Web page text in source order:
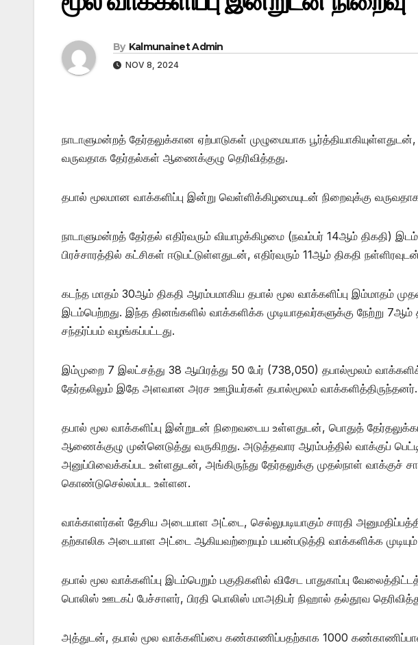
By Kalmunainet Admin
NOV 8, 2024
நாடாளுமன்றத் தேர்தலுக்கான ஏற்பாடுகள் முழுமையாக
வருவதாக தேர்தல்கள் ஆணைக்குழு தெரிவித்தது.
தபால் மூலமான வாக்களிப்பு இன்று வெள்ளிக்கிழமையுடன் நிறைவுக்கு
நாடாளுமன்றத் தேர்தல் எதிர்வரும் வியாழக்கிழமை (நவம்பர் 14ஆம் திகதி)
பிரச்சாரத்தில் கட்சிகள் ஈடுபட்டுள்ளதுடன், எதிர்வரும் 11ஆம் திகதி
கடந்த மாதம் 30ஆம் திகதி ஆரம்பமாகிய தபால் மூல வாக்களிப்பு இம்மாதம்
இடம்பெற்றது. இந்த தினங்களில் வாக்களிக்க முடியாதவர்களுக்கு நேற்று 7ஆம்
சந்தர்ப்பம் வழங்கப்பட்டது.
இம்முறை 7 இலட்சத்து 38 ஆயிரத்து 50 பேர் (738,050) தபால்மூலம்
தேர்தலிலும் இதே அளவான அரச ஊழியர்கள் தபால்மூலம் வாக்களித்திருந்தனர்.
தபால் மூல வாக்களிப்பு இன்றுடன் நிறைவடைய உள்ளதுடன், பொதுத்
ஆணைக்குழு முன்னெடுத்து வருகிறது. அடுத்தவார ஆரம்பத்தில் வாக்குப்
அனுப்பிவைக்கப்பட உள்ளதுடன், அங்கிருந்து தேர்தலுக்கு முதல்நாள் வாக்குச்
கொண்டுசெல்லப்பட உள்ளன.
வாக்காளர்கள் தேசிய அடையாள அட்டை, செல்லுபடியாகும் சாரதி
தற்காலிக அடையாள அட்டை ஆகியவற்றையும் பயன்படுத்தி வாக்களிக்க
தபால் மூல வாக்களிப்பு இடம்பெறும் பகுதிகளில் விசேட பாதுகாப்பு
பொலிஸ் ஊடகப் பேச்சாளர், பிரதி பொலிஸ் மாஅதிபர் நிஹால் தல்தூவ
அத்துடன், தபால் மூல வாக்களிப்பை கண்காணிப்பதற்காக 1000